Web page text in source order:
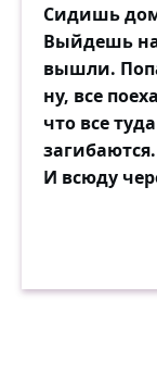
Сидишь
Выйдешь на
вышли.
ну, все
что все
И всюду